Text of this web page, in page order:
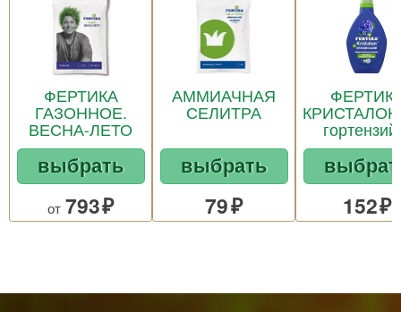
ФЕРТИКА
ГАЗОННОЕ.
ВЕСНА-ЛЕТО
выбрать
от 793
АММИАЧНАЯ
СЕЛИТРА
выбрать
79
КРИСТАЛОН
азалий
152